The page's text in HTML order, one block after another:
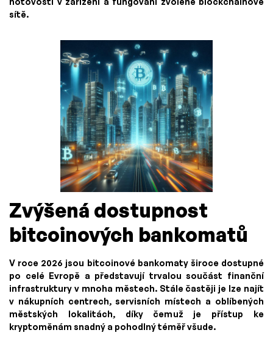
sítě.
Zvýšená dostupnost
bitcoinových bankomatů
V roce 2026 jsou bitcoinové bankomaty široce dostupné
po celé Evropě a představují trvalou součást finanční
infrastruktury v mnoha městech. Stále častěji je lze najít
v nákupních centrech, servisních místech a oblíbených
městských lokalitách, díky čemuž je přístup ke
kryptoměnám snadný a pohodlný téměř všude.